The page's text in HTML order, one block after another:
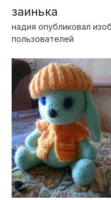
заинька
надия опубликовал
пользователей